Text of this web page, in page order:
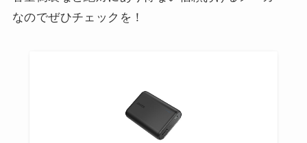
なのでぜひチェックを！